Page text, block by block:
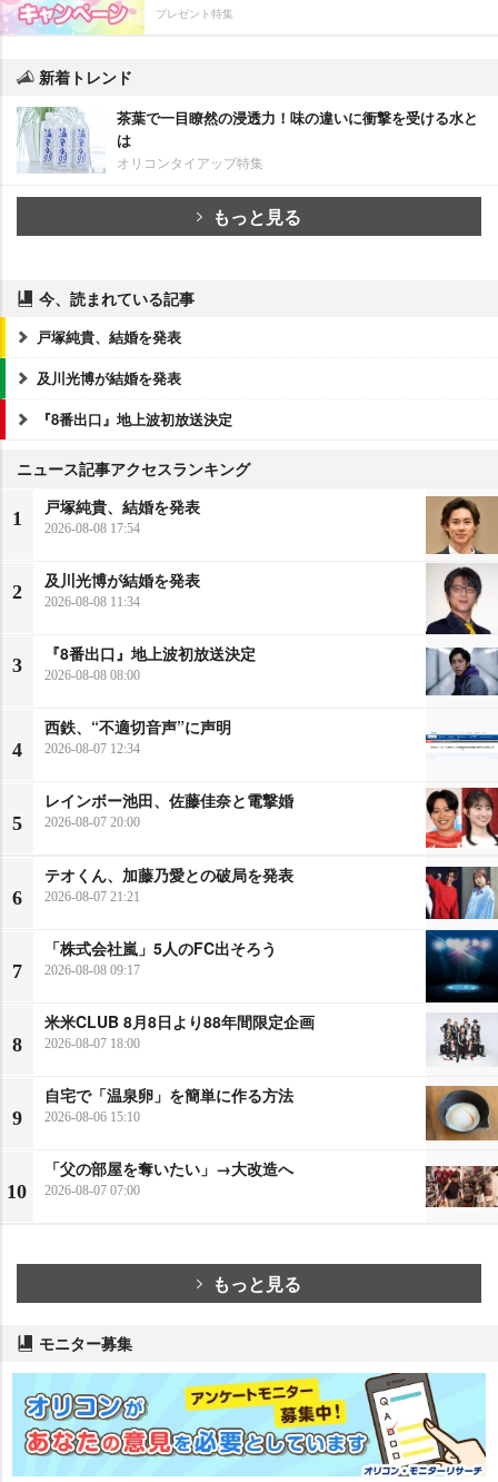
プレゼント特集
新着トレンド
茶葉で一目瞭然の浸透力！味の違いに衝撃を受ける水と
は
オリコンタイアップ特集
もっと見る
今、読まれている記事
戸塚純貴、結婚を発表
及川光博が結婚を発表
『8番出口』地上波初放送決定
ニュース記事アクセスランキング
1
戸塚純貴、結婚を発表
2026-08-08 17:54
2
及川光博が結婚を発表
2026-08-08 11:34
3
『8番出口』地上波初放送決定
2026-08-08 08:00
4
西鉄、“不適切音声”に声明
2026-08-07 12:34
5
レインボー池田、佐藤佳奈と電撃婚
2026-08-07 20:00
6
テオくん、加藤乃愛との破局を発表
2026-08-07 21:21
7
「株式会社嵐」5人のFC出そろう
2026-08-08 09:17
8
米米CLUB 8月8日より88年間限定企画
2026-08-07 18:00
9
自宅で「温泉卵」を簡単に作る方法
2026-08-06 15:10
10
「父の部屋を奪いたい」→大改造へ
2026-08-07 07:00
もっと見る
モニター募集